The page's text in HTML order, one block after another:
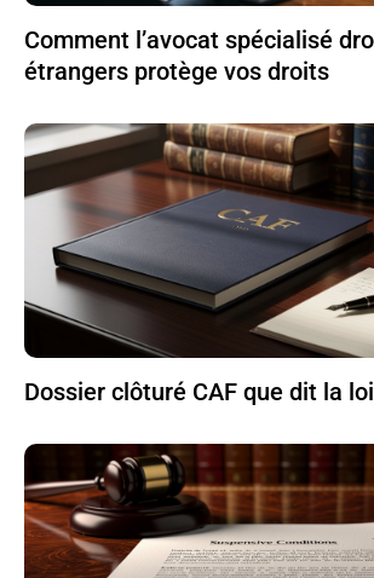
Comment l’avocat spécialisé
étrangers protège vos droits
Dossier clôturé CAF que dit la